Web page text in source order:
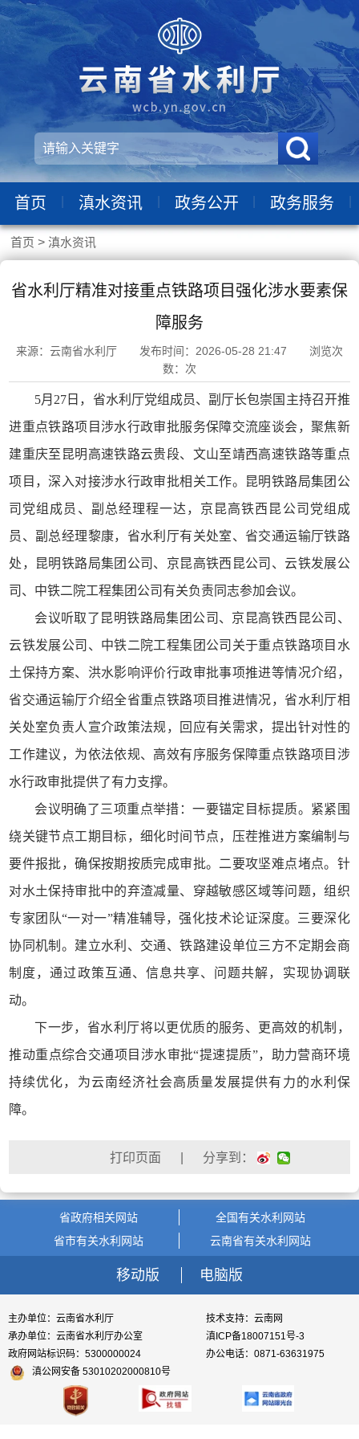
首页 滇水资讯 政务公开 政务服务
首页 >滇水资讯
省水利厅精准对接重点铁路项目强化涉水要素保
障服务
来源：云南省水利厅 发布时间：2026-05-28 21:47 浏览次
数： 次
5月27日，省水利厅党组成员、副厅长包崇国主持召开推
进重点铁路项目涉水行政审批服务保障交流座谈会，聚焦新
建重庆至昆明高速铁路云贵段、文山至靖西高速铁路等重点
项目，深入对接涉水行政审批相关工作。昆明铁路局集团公
司党组成员、副总经理程一达，京昆高铁西昆公司党组成
员、副总经理黎康，省水利厅有关处室、省交通运输厅铁路
处，昆明铁路局集团公司、京昆高铁西昆公司、云铁发展公
司、中铁二院工程集团公司有关负责同志参加会议。
会议听取了昆明铁路局集团公司、京昆高铁西昆公司、
云铁发展公司、中铁二院工程集团公司关于重点铁路项目水
土保持方案、洪水影响评价行政审批事项推进等情况介绍，
省交通运输厅介绍全省重点铁路项目推进情况，省水利厅相
关处室负责人宣介政策法规，回应有关需求，提出针对性的
工作建议，为依法依规、高效有序服务保障重点铁路项目涉
水行政审批提供了有力支撑。
会议明确了三项重点举措：一要锚定目标提质。紧紧围
绕关键节点工期目标，细化时间节点，压茬推进方案编制与
要件报批，确保按期按质完成审批。二要攻坚难点堵点。针
对水土保持审批中的弃渣减量、穿越敏感区域等问题，组织
专家团队“一对一”精准辅导，强化技术论证深度。三要深化
协同机制。建立水利、交通、铁路建设单位三方不定期会商
制度，通过政策互通、信息共享、问题共解，实现协调联
动。
下一步，省水利厅将以更优质的服务、更高效的机制，
推动重点综合交通项目涉水审批“提速提质”，助力营商环境
持续优化，为云南经济社会高质量发展提供有力的水利保
障。
| 分享到：
省政府相关网站
全国有关水利网站
省市有关水利网站
云南省有关水利网站
移动版 电脑版
主办单位：云南省水利厅
技术支持：云南网
承办单位：云南省水利厅办公室
滇ICP备18007151号-3
政府网站标识码：5300000024
办公电话：0871-63631975
滇公网安备 53010202000810号